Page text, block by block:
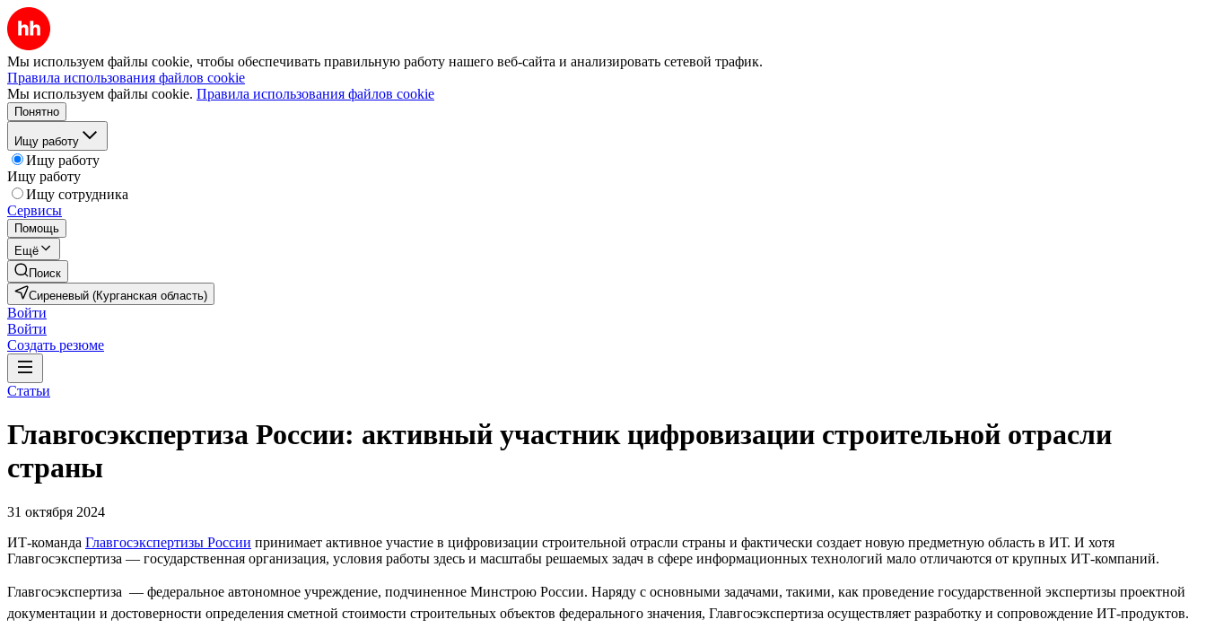
Мы используем файлы cookie, чтобы обеспечивать правильную работу нашего веб-сайта и анализировать сетевой трафик.
Правила использования файлов cookie
Мы используем файлы cookie. Правила использования файлов cookie
Понятно
Ищу работу
Ищу работу
Ищу работу
Ищу сотрудника
Сервисы
Помощь
Ещё
Поиск
Сиреневый (Курганская область)
Войти
Войти
Создать резюме
Статьи
Главгосэкспертиза России: активный участник цифровизации строительной отрасли
страны
31 октября 2024
ИТ-команда Главгосэкспертизы России принимает активное участие в цифровизации строительной отрасли страны и фактически создает новую предметную область в ИТ. И хотя
Главгосэкспертиза — государственная организация, условия работы здесь и масштабы решаемых задач в сфере информационных технологий мало отличаются от крупных ИТ-компаний.
Главгосэкспертиза — федеральное автономное учреждение, подчиненное Минстрою России. Наряду с основными задачами, такими, как проведение государственной экспертизы проектной
документации и достоверности определения сметной стоимости строительных объектов федерального значения, Главгосэкспертиза осуществляет разработку и сопровождение ИТ-продуктов.